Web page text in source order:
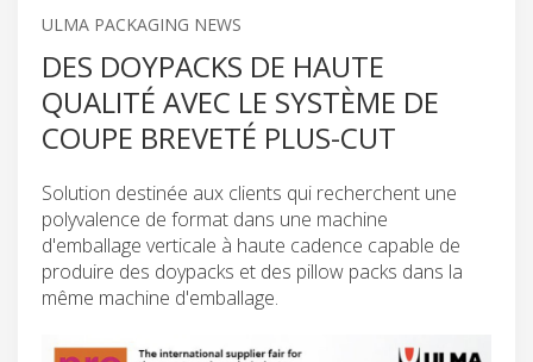
ULMA PACKAGING NEWS
DES DOYPACKS DE HAUTE
QUALITÉ AVEC LE SYSTÈME DE
COUPE BREVETÉ PLUS-CUT
Solution destinée aux clients qui recherchent une
polyvalence de format dans une machine
d'emballage verticale à haute cadence capable de
produire des doypacks et des pillow packs dans la
même machine d'emballage.